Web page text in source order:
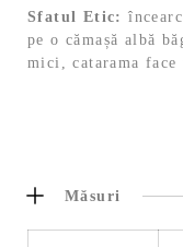
Sfatul Etic:
pe o cămașă albă
mici, catarama face
Măsuri